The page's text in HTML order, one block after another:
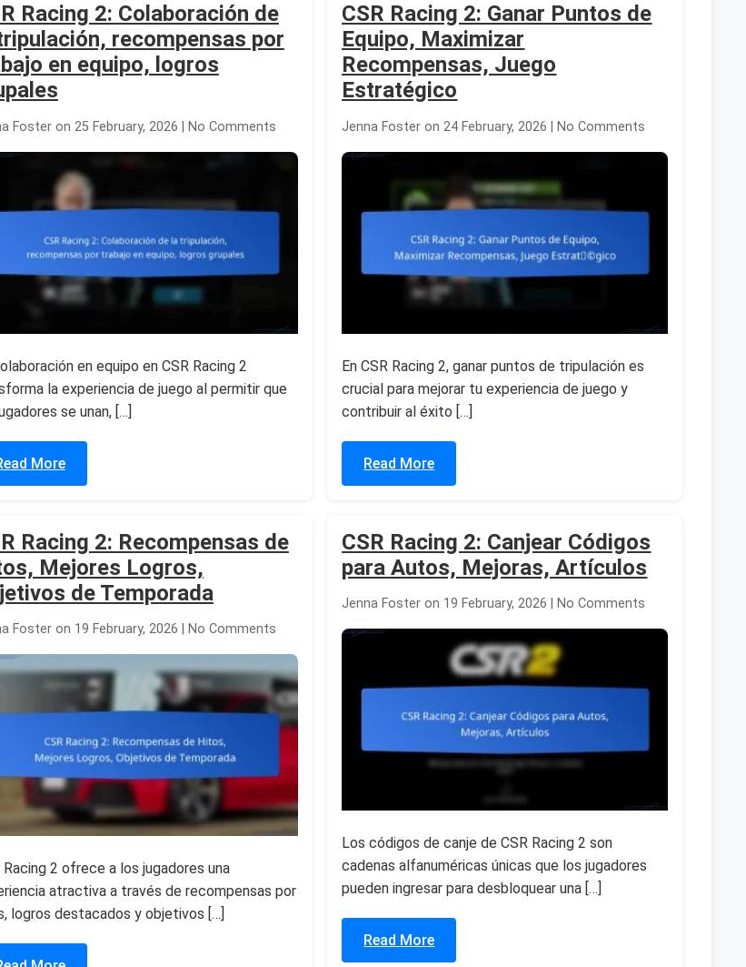
Racing 2: Colaboración de
recompensas por
en equipo, logros
Foster on 25 February, 2026 | No Comments
en equipo en CSR Racing 2
la experiencia de juego al permitir que
se unan, […]
More
CSR Racing 2: Ganar Puntos de
Equipo, Maximizar
Recompensas, Juego
Estratégico
Jenna Foster on 24 February, 2026 | No Comments
En CSR Racing 2, ganar puntos de tripulación es
crucial para mejorar tu experiencia de juego y
contribuir al éxito […]
Read More
Racing 2: Recompensas de
Mejores Logros,
de Temporada
Foster on 19 February, 2026 | No Comments
Racing 2 ofrece a los jugadores una
atractiva a través de recompensas por
logros destacados y objetivos […]
CSR Racing 2: Canjear Códigos
para Autos, Mejoras, Artículos
Jenna Foster on 19 February, 2026 | No Comments
Los códigos de canje de CSR Racing 2 son
cadenas alfanuméricas únicas que los jugadores
pueden ingresar para desbloquear una […]
Read More